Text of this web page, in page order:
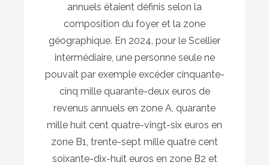
annuels étaient définis selon la
composition du foyer et la zone
géographique. En 2024, pour le Scellier
intermédiaire, une personne seule ne
pouvait par exemple excéder cinquante-
cinq mille quarante-deux euros de
revenus annuels en zone A, quarante
mille huit cent quatre-vingt-six euros en
zone B1, trente-sept mille quatre cent
soixante-dix-huit euros en zone B2 et